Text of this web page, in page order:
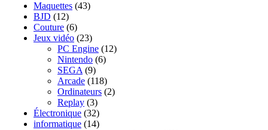
Maquettes (43)
BJD (12)
Couture (6)
Jeux vidéo (23)
PC Engine (12)
Nintendo (6)
SEGA (9)
Arcade (118)
Ordinateurs (2)
Replay (3)
Électronique (32)
informatique (14)